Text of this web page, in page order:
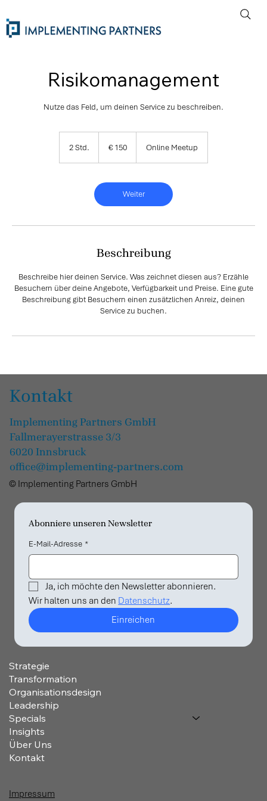
Risikomanagement
Nutze das Feld, um deinen Service zu beschreiben.
2 Std. € 150 Online Meetup
Weiter
Beschreibung
Beschreibe hier deinen Service. Was zeichnet diesen aus? Erzähle
Besuchern über deine Angebote, Verfügbarkeit und Preise. Eine gute
Beschreibung gibt Besuchern einen zusätzlichen Anreiz, deinen
Service zu buchen.
Kontakt
Implementing Partners GmbH
Fallmerayerstrasse 3/3
6020 Innsbruck
office@implementing-partners.com
© Implementing Partners GmbH
Abonniere unseren Newsletter
E-Mail-Adresse *
Ja, ich möchte den Newsletter abonnieren.
Wir halten uns an den Datenschutz
Einreichen
Strategie
Transformation
Organisationsdesign
Leadership
Specials
Insights
Über Uns
Kontakt
Impressum